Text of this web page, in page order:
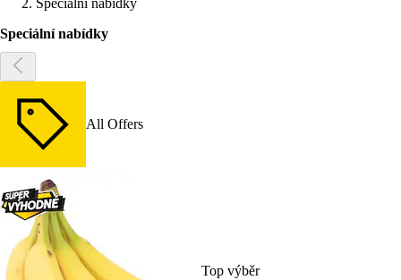
Speciální nabídky
Speciální nabídky
All Offers
Top výběr